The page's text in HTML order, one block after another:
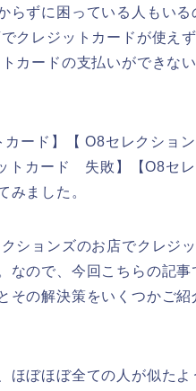
らずに困っている人もい
クレジットカードが使え
カードの支払いができな
ード】【 O8セレクショ
トカード 失敗】【O8セレ
ました。
ションズのお店でクレジ
なので、今回こちらの記事
その解決策をいくつかご
ほぼほぼ全ての人が似たよ